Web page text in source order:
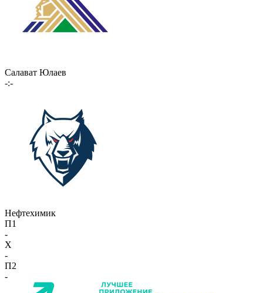
Салават Юлаев
-:-
Нефтехимик
П1
-
X
-
П2
-